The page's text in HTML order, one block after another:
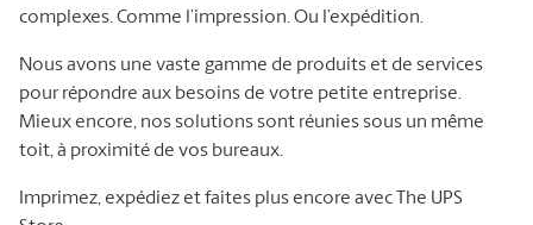
complexes. Comme l’impression. Ou l’expédition.
Nous avons une vaste gamme de produits et de services
pour répondre aux besoins de votre petite entreprise.
Mieux encore, nos solutions sont réunies sous un même
toit, à proximité de vos bureaux.
Imprimez, expédiez et faites plus encore avec The UPS